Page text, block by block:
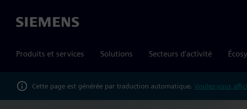
Siemens
Produits et services Solutions Secteurs d'activité
Cette page est générée par traduction automatique. Voulez-vous